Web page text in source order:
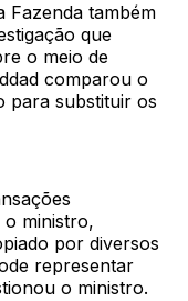
Fazenda também
que
o meio de
comparou o
para substituir os
ministro,
por diversos
representar
o ministro.